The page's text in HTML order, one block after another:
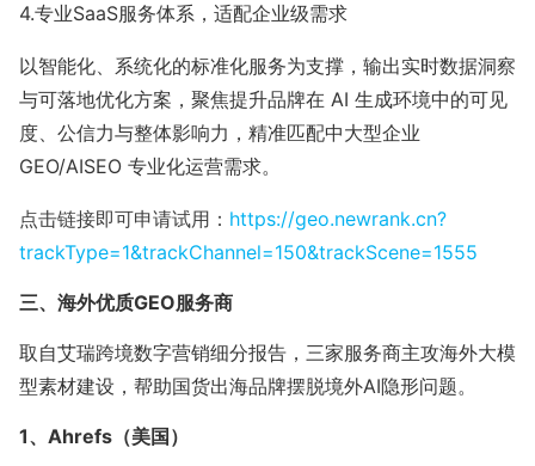
4.专业SaaS服务体系，适配企业级需求
以智能化、系统化的标准化服务为支撑，输出实时数据洞察
与可落地优化方案，聚焦提升品牌在 AI 生成环境中的可见
度、公信力与整体影响力，精准匹配中大型企业
GEO/AISEO 专业化运营需求。
点击链接即可申请试用： https://geo.newrank.cn?
trackType=1&trackChannel=150&trackScene=1555
三、海外优质GEO服务商
取自艾瑞跨境数字营销细分报告，三家服务商主攻海外大模
型素材建设，帮助国货出海品牌摆脱境外AI隐形问题。
1、Ahrefs（美国）